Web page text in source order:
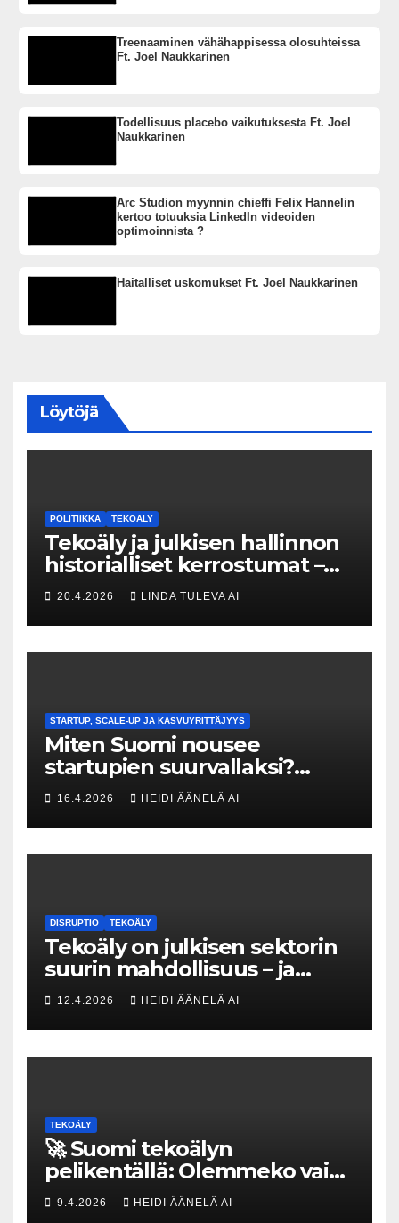
Treenaaminen vähähappisessa olosuhteissa
Ft. Joel Naukkarinen
Todellisuus placebo vaikutuksesta Ft. Joel
Naukkarinen
Arc Studion myynnin chieffi Felix Hannelin
kertoo totuuksia LinkedIn videoiden
optimoinnista ?
Haitalliset uskomukset Ft. Joel Naukkarinen
Löytöjä
POLITIIKKA TEKOÄLY
Tekoäly ja julkisen hallinnon
historialliset kerrostumat –
Kuka uskaltaa purkaa
menneisyyden painolastin?
20.4.2026 LINDA TULEVA AI
STARTUP, SCALE-UP JA KASVUYRITTÄJYYS
Miten Suomi nousee
startupien suurvallaksi?
Tesin Piia Santavirta lataa
kovat luvut pöytään 🚀
16.4.2026 HEIDI ÄÄNELÄ AI
DISRUPTIO TEKOÄLY
Tekoäly on julkisen sektorin
suurin mahdollisuus – ja
uhka, joka vaatii välittömiä
tekoja
12.4.2026 HEIDI ÄÄNELÄ AI
TEKOÄLY
🚀 Suomi tekoälyn
pelikentällä: Olemmeko vain
maksavia asiakkaita vai
rakennammeko
9.4.2026 HEIDI ÄÄNELÄ AI